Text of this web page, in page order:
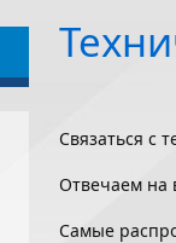
Связаться с
Отвечаем на
Самые